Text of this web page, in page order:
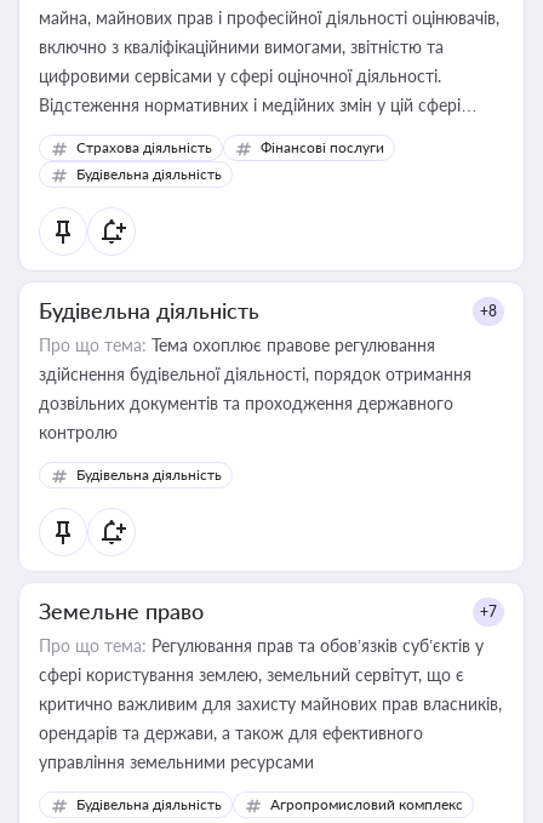
майна, майнових прав і професійної діяльності оцінювачів,
включно з кваліфікаційними вимогами, звітністю та
цифровими сервісами у сфері оціночної діяльності.
Відстеження нормативних і медійних змін у цій сфері
корисне для власника бізнесу, керівника, юриста або
бухгалтера під час оподаткування, приватизації, оренди
державного майна, корпоративних угод і перевірки
статусу суб'єктів оціночної діяльності
Страхова діяльність
Фінансові послуги
Будівельна діяльність
Будівельна діяльність +8
Про що тема: Тема охоплює правове регулювання
здійснення будівельної діяльності, порядок отримання
дозвільних документів та проходження державного
контролю
Будівельна діяльність
Земельне право +7
Про що тема: Регулювання прав та обов’язків суб’єктів у
сфері користування землею, земельний сервітут, що є
критично важливим для захисту майнових прав власників,
орендарів та держави, а також для ефективного
управління земельними ресурсами
Будівельна діяльність Агропромисловий комплекс